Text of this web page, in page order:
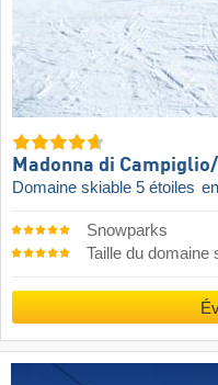
Madonna di
Domaine skiable 5 étoiles
Snowparks
Taille du domaine